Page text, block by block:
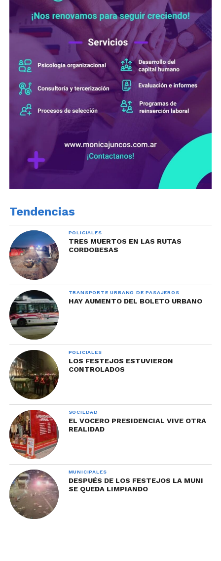
Tendencias
POLICIALES
TRES MUERTOS EN LAS RUTAS
CORDOBESAS
TRANSPORTE URBANO DE PASAJEROS
HAY AUMENTO DEL BOLETO URBANO
POLICIALES
LOS FESTEJOS ESTUVIERON
CONTROLADOS
SOCIEDAD
EL VOCERO PRESIDENCIAL VIVE OTRA
REALIDAD
MUNICIPALES
DESPUÉS DE LOS FESTEJOS LA MUNI
SE QUEDA LIMPIANDO